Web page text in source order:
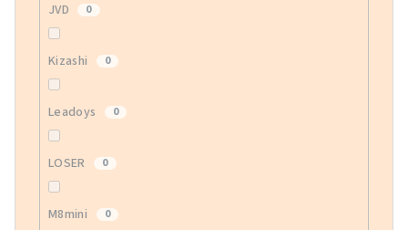
JVD 0
Kizashi 0
Leadoys 0
LOSER 0
M8mini 0